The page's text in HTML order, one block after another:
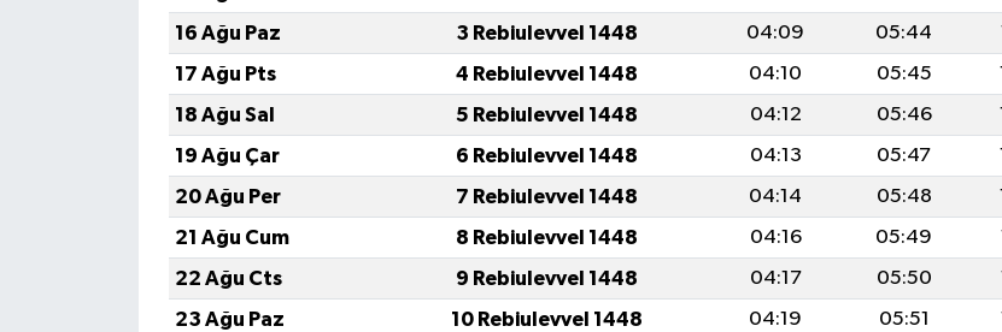
16 Ağu Paz
3 Rebiulevvel 1448 04:09 05:44
17 Ağu Pts
4 Rebiulevvel 1448 04:10 05:45
18 Ağu Sal
5 Rebiulevvel 1448 04:12 05:46
19 Ağu Çar
6 Rebiulevvel 1448 04:13 05:47
20 Ağu Per
7 Rebiulevvel 1448 04:14 05:48
21 Ağu Cum
8 Rebiulevvel 1448 04:16 05:49
22 Ağu Cts
9 Rebiulevvel 1448 04:17 05:50
23 Ağu Paz
10 Rebiulevvel 1448 04:19 05:51